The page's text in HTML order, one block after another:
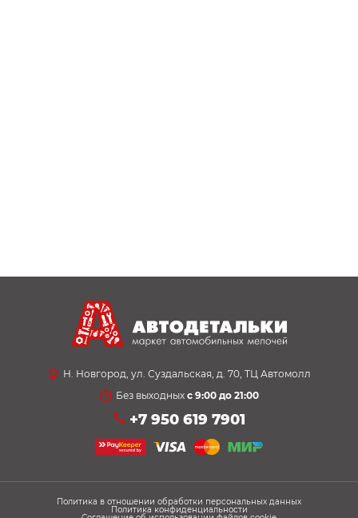
Н. Новгород, ул. Суздальская, д. 70, ТЦ Автомолл
Без выходных с 9:00 до 21:00
+7 950 619 7901
Политика в отношении обработки персональных данных
Политика конфиденциальности